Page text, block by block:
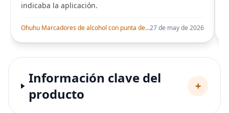
indicaba la aplicación.
Ohuhu Marcadores de alcohol con punta de pincel – Juego de marcadores artísticos de doble punta con certificación AP para artistas adultos27 de may de 2026
Información clave del
producto
+